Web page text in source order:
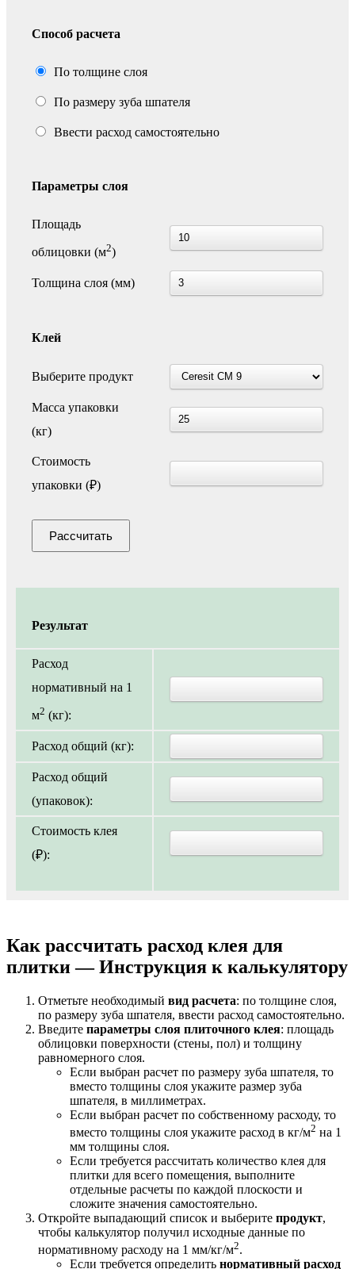
Способ расчета
По толщине слоя
По размеру зуба шпателя
Ввести расход самостоятельно
Параметры слоя
Площадь
облицовки (м2)
Толщина слоя (мм)
Клей
Выберите продукт
Масса упаковки
(кг)
Стоимость
упаковки (₽)
Рассчитать
Результат
Расход
нормативный на 1
м2 (кг):
Расход общий (кг):
Расход общий
(упаковок):
Стоимость клея
(₽):
Как рассчитать расход клея для
плитки — Инструкция к калькулятору
Отметьте необходимый вид расчета: по толщине слоя,
по размеру зуба шпателя, ввести расход самостоятельно.
Введите параметры слоя плиточного клея: площадь
облицовки поверхности (стены, пол) и толщину
равномерного слоя.
Если выбран расчет по размеру зуба шпателя, то
вместо толщины слоя укажите размер зуба
шпателя, в миллиметрах.
Если выбран расчет по собственному расходу, то
вместо толщины слоя укажите расход в кг/м2 на 1
мм толщины слоя.
Если требуется рассчитать количество клея для
плитки для всего помещения, выполните
отдельные расчеты по каждой плоскости и
сложите значения самостоятельно.
Откройте выпадающий список и выберите продукт,
чтобы калькулятор получил исходные данные по
нормативному расходу на 1 мм/кг/м2.
Если требуется определить нормативный расход